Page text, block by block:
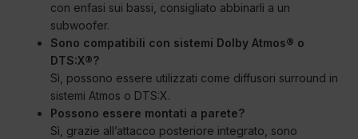
con enfasi sui bassi, consigliato abbinarli a un
subwoofer.
Sono compatibili con sistemi Dolby Atmos® o
DTS:X®?
Sì, possono essere utilizzati come diffusori surround in
sistemi Atmos o DTS:X.
Possono essere montati a parete?
Sì, grazie all’attacco posteriore integrato, sono